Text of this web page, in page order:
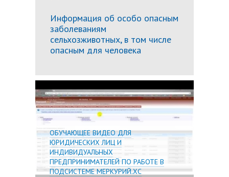
Информация об особо опасным
заболеваниям
сельхозживотных, в том числе
опасным для человека
ОБУЧАЮЩЕЕ ВИДЕО ДЛЯ
ЮРИДИЧЕСКИХ ЛИЦ И
ИНДИВИДУАЛЬНЫХ
ПРЕДПРИНИМАТЕЛЕЙ ПО РАБОТЕ В
ПОДСИСТЕМЕ МЕРКУРИЙ.ХС